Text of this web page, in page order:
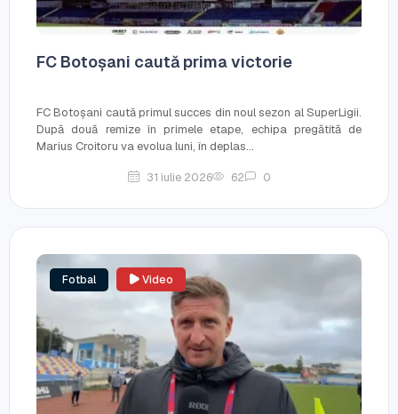
FC Botoșani caută prima victorie
FC Botoșani caută primul succes din noul sezon al SuperLigii.
După două remize în primele etape, echipa pregătită de
Marius Croitoru va evolua luni, în deplas...
31 iulie 2026 62 0
Fotbal Video